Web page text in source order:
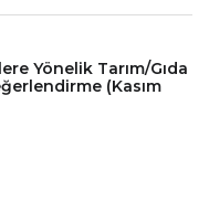
Yönelik Tarım/Gıda
(Kasım